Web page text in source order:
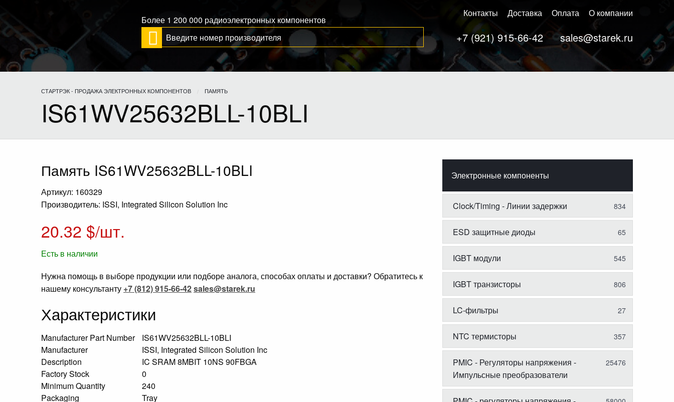
Более 1 200 000 радиоэлектронных компонентов
Контакты Доставка Оплата О компании
+7 (921) 915-66-42 sales@starek.ru
СТАРТРЭК - ПРОДАЖА ЭЛЕКТРОННЫХ КОМПОНЕНТОВ ПАМЯТЬ
IS61WV25632BLL-10BLI
Память IS61WV25632BLL-10BLI
Артикул: 160329
Производитель: ISSI, Integrated Silicon Solution Inc
20.32 $/шт.
Есть в наличии
Нужна помощь в выборе продукции или подборе аналога, способах оплаты и доставки? Обратитесь к
нашему консультанту +7 (812) 915-66-42sales@starek.ru
Характеристики
Manufacturer Part Number
IS61WV25632BLL-10BLI
Manufacturer
ISSI, Integrated Silicon Solution Inc
Description
IC SRAM 8MBIT 10NS 90FBGA
Factory Stock
0
Minimum Quantity
240
Packaging
Tray
Электронные компоненты
Clock/Timing - Линии задержки 834
ESD защитные диоды 65
IGBT модули 545
IGBT транзисторы 806
LC-фильтры 27
NTC термисторы 357
PMIC - Регуляторы напряжения -
Импульсные преобразователи
25476